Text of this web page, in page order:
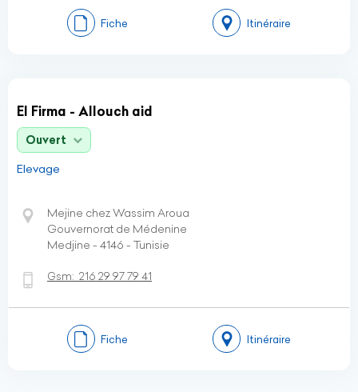
Fiche Itinéraire
El Firma - Allouch aid
Ouvert
Elevage
Mejine chez Wassim Aroua
Gouvernorat de Médenine
Medjine - 4146 - Tunisie
Gsm: 216 29 97 79 41
Fiche Itinéraire